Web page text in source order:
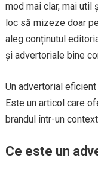
mod mai clar, mai util
loc să mizeze doar
aleg conținutul
și advertoriale bine
Un advertorial
Este un articol care
brandul într-un
Ce este un